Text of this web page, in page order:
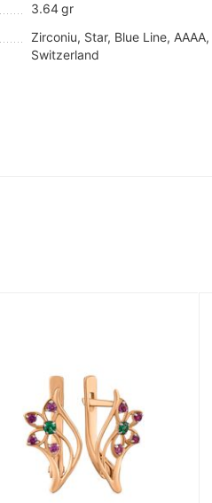
3.64gr
Zirconiu, Star, Blue Line, AAAA,
Switzerland